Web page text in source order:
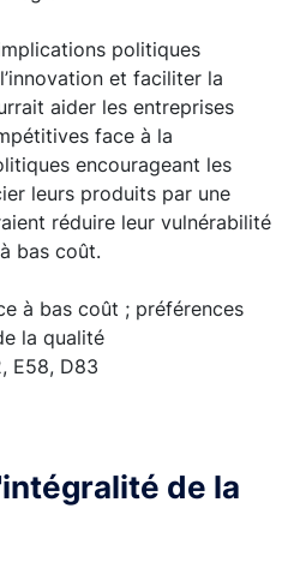
politiques
et faciliter la
aider les entreprises
face à la
encourageant les
leurs produits par une
réduire leur vulnérabilité
bas coût.
à bas coût ; préférences
la qualité
E58, D83
de la